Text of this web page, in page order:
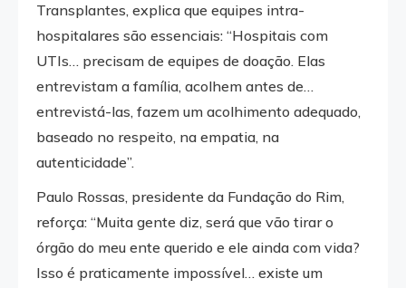
Transplantes, explica que equipes intra-
hospitalares são essenciais: “Hospitais com
UTIs… precisam de equipes de doação. Elas
entrevistam a família, acolhem antes de…
entrevistá-las, fazem um acolhimento adequado,
baseado no respeito, na empatia, na
autenticidade”.
Paulo Rossas, presidente da Fundação do Rim,
reforça: “Muita gente diz, será que vão tirar o
órgão do meu ente querido e ele ainda com vida?
Isso é praticamente impossível… existe um